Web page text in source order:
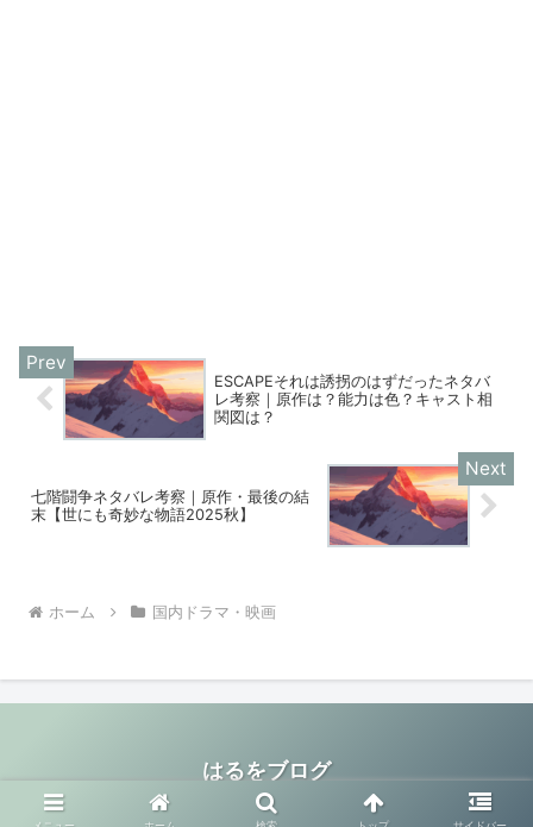
ESCAPEそれは誘拐のはずだったネタバ
レ考察｜原作は？能力は色？キャスト相
関図は？
七階闘争ネタバレ考察｜原作・最後の結
末【世にも奇妙な物語2025秋】
ホーム 国内ドラマ・映画
はるをブログ
© 2025 はるをブログ.